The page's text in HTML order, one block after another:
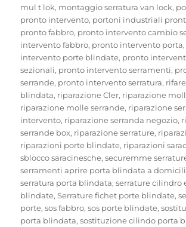
mul t lok, montaggio serratura van lock,
pronto intervento, portoni industriali
pronto fabbro, pronto intervento cambio
intervento fabbro, pronto intervento porta,
intervento porte blindate, pronto
sezionali, pronto intervento serramenti,
serrande, pronto intervento serratura,
blindata, riparazione Cler, riparazione
riparazione molle serrande, riparazione
intervento, riparazione serranda negozio,
serrande box, riparazione serrature,
riparazioni porte blindate, riparazioni
sblocco saracinesche,securemme
serramenti aprire porta blindata a
serratura porta blindata,serrature cilindro
blindate,Serrature fichet porte blindate,
porte,sos fabbro,sos porte blindate,
porta blindata,sostituzione cilindo porta